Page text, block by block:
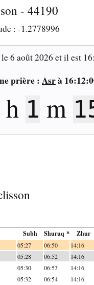
- 44190
: -1.2778996
le6 août 2026 et il est
prière : Asrà
h 1 m
Subh Shuruq * Zhur
05:27 06:50 14:16
05:28 06:52 14:16
05:30 06:53 14:16
05:32 06:54 14:16